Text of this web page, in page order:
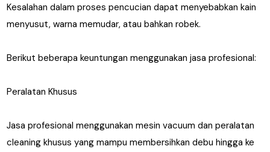
Kesalahan dalam proses pencucian dapat menyebabkan kain
menyusut, warna memudar, atau bahkan robek.
Berikut beberapa keuntungan menggunakan jasa profesional:
Peralatan Khusus
Jasa profesional menggunakan mesin vacuum dan peralatan
cleaning khusus yang mampu membersihkan debu hingga ke